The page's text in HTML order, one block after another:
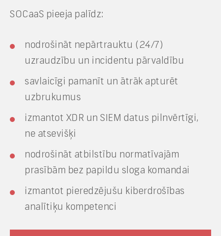
SOCaaS pieeja palīdz:
nodrošināt nepārtrauktu (24/7)
uzraudzību un incidentu pārvaldību
savlaicīgi pamanīt un ātrāk apturēt
uzbrukumus
izmantot XDR un SIEM datus pilnvērtīgi,
ne atsevišķi
nodrošināt atbilstību normatīvajām
prasībām bez papildu sloga komandai
izmantot pieredzējušu kiberdrošības
analītiķu kompetenci